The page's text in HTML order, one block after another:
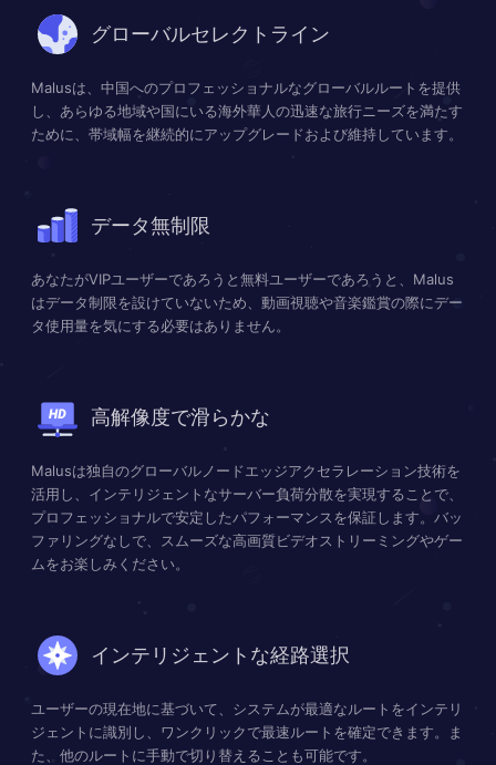
グローバルセレクトライン
Malusは、中国へのプロフェッショナルなグローバルルートを提供
し、あらゆる地域や国にいる海外華人の迅速な旅行ニーズを満たす
ために、帯域幅を継続的にアップグレードおよび維持しています。
データ無制限
あなたがVIPユーザーであろうと無料ユーザーであろうと、Malus
はデータ制限を設けていないため、動画視聴や音楽鑑賞の際にデー
タ使用量を気にする必要はありません。
高解像度で滑らかな
Malusは独自のグローバルノードエッジアクセラレーション技術を
活用し、インテリジェントなサーバー負荷分散を実現することで、
プロフェッショナルで安定したパフォーマンスを保証します。バッ
ファリングなしで、スムーズな高画質ビデオストリーミングやゲー
ムをお楽しみください。
インテリジェントな経路選択
ユーザーの現在地に基づいて、システムが最適なルートをインテリ
ジェントに識別し、ワンクリックで最速ルートを確定できます。ま
た、他のルートに手動で切り替えることも可能です。